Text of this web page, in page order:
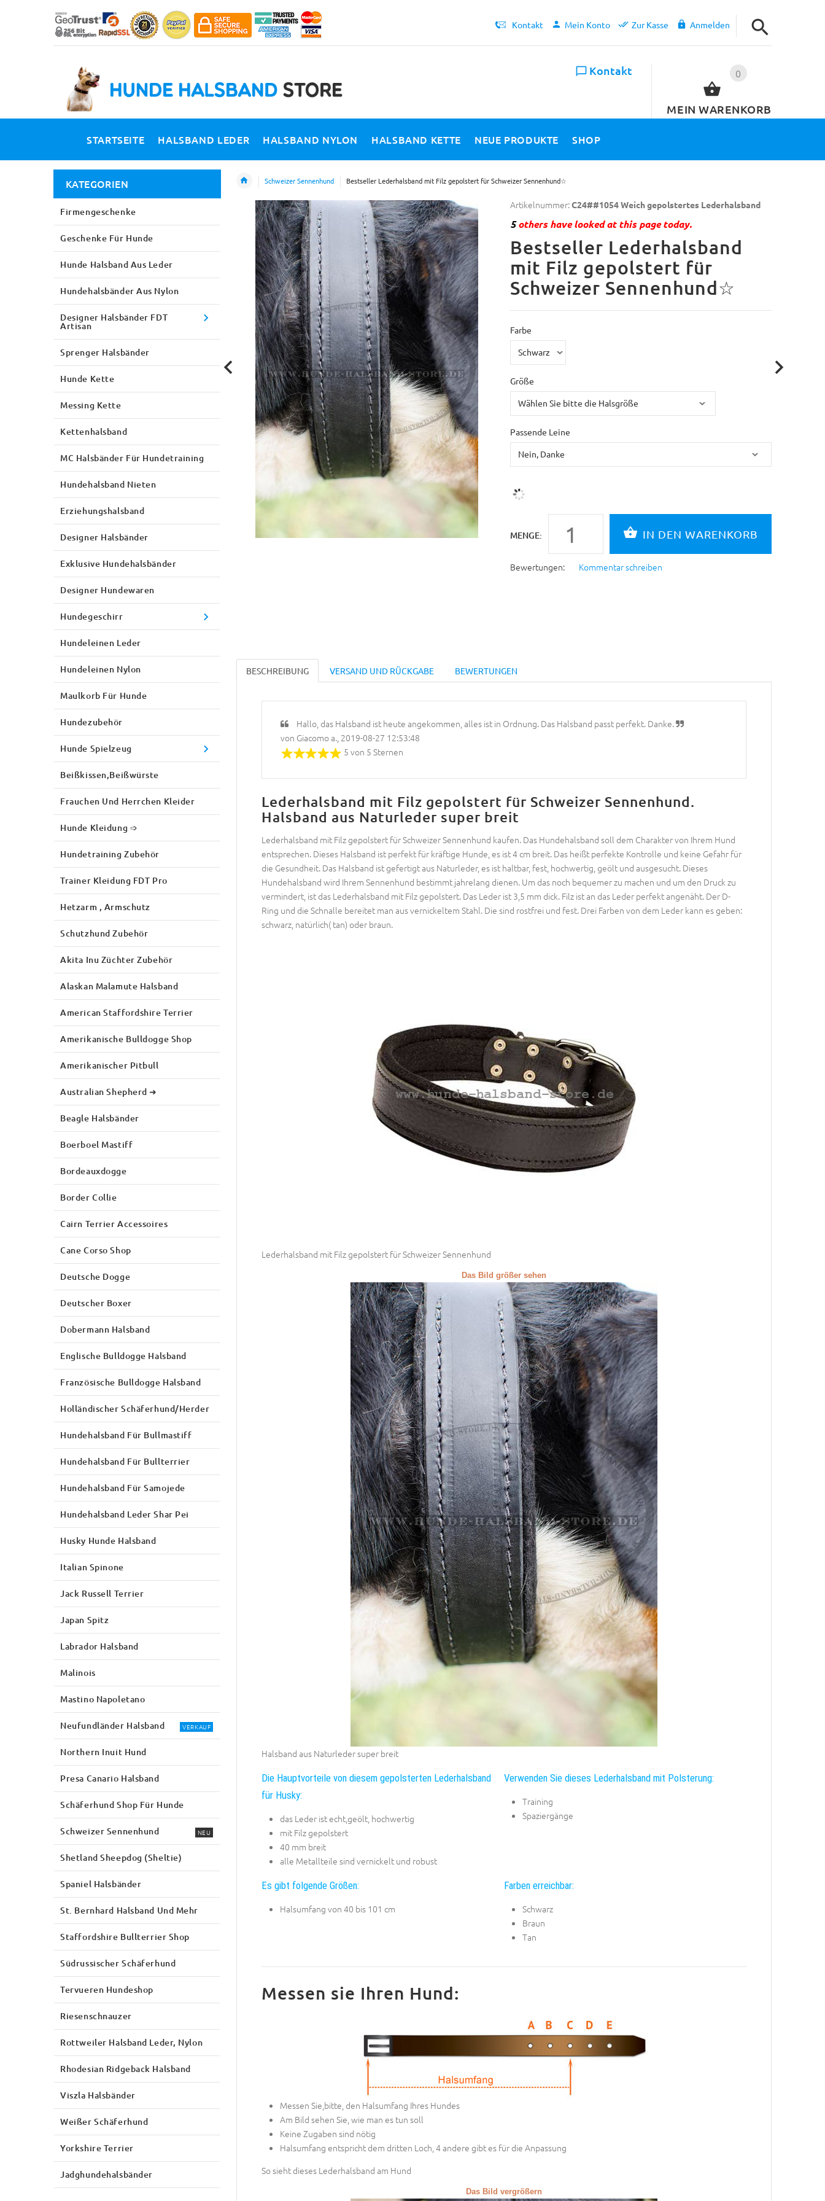
Kontakt Mein Konto Zur Kasse Anmelden
0
MEIN WARENKORB
Kontakt
STARTSEITE HALSBAND LEDER HALSBAND NYLON HALSBAND KETTE NEUE PRODUKTE SHOP
Schweizer Sennenhund Bestseller Lederhalsband mit Filz gepolstert für Schweizer Sennenhund☆
Artikelnummer:C24##1054 Weich gepolstertes Lederhalsband
5others have looked at this page today.
Bestseller Lederhalsband
mit Filz gepolstert für
Schweizer Sennenhund☆
Farbe
Größe
Passende Leine
MENGE:
Bewertungen: Kommentar schreiben
BESCHREIBUNG VERSAND UND RÜCKGABE BEWERTUNGEN
Hallo, das Halsband ist heute angekommen, alles ist in Ordnung. Das Halsband passt perfekt. Danke.
von Giacomo a., 2019-08-27 12:53:48
5 von 5 Sternen
Lederhalsband mit Filz gepolstert für Schweizer Sennenhund.
Halsband aus Naturleder super breit
Lederhalsband mit Filz gepolstert für Schweizer Sennenhund kaufen. Das Hundehalsband soll dem Charakter von Ihrem Hund
entsprechen. Dieses Halsband ist perfekt für kräftige Hunde, es ist 4 cm breit. Das heißt perfekte Kontrolle und keine Gefahr für
die Gesundheit. Das Halsband ist gefertigt aus Naturleder, es ist haltbar, fest, hochwertig, geölt und ausgesucht. Dieses
Hundehalsband wird Ihrem Sennenhund bestimmt jahrelang dienen. Um das noch bequemer zu machen und um den Druck zu
vermindert, ist das Lederhalsband mit Filz gepolstert. Das Leder ist 3,5 mm dick. Filz ist an das Leder perfekt angenäht. Der D-
Ring und die Schnalle bereitet man aus vernickeltem Stahl. Die sind rostfrei und fest. Drei Farben von dem Leder kann es geben:
schwarz, natürlich( tan) oder braun.
Lederhalsband mit Filz gepolstert für Schweizer Sennenhund
Das Bild größer sehen
Halsband aus Naturleder super breit
Die Hauptvorteile von diesem gepolsterten Lederhalsband
für Husky:
das Leder ist echt,geölt, hochwertig
mit Filz gepolstert
40 mm breit
alle Metallteile sind vernickelt und robust
Verwenden Sie dieses Lederhalsband mit Polsterung:
Training
Spaziergänge
Es gibt folgende Größen:
Halsumfang von 40 bis 101 cm
Farben erreichbar:
Schwarz
Braun
Tan
Messen sie Ihren Hund:
Messen Sie,bitte, den Halsumfang Ihres Hundes
Am Bild sehen Sie, wie man es tun soll
Keine Zugaben sind nötig
Halsumfang entspricht dem dritten Loch, 4 andere gibt es für die Anpassung
So sieht dieses Lederhalsband am Hund
Das Bild vergrößern
KATEGORIEN
Firmengeschenke
Geschenke Für Hunde
Hunde Halsband Aus Leder
Hundehalsbänder Aus Nylon
Designer Halsbänder FDT
Artisan
Sprenger Halsbänder
Hunde Kette
Messing Kette
Kettenhalsband
MC Halsbänder Für Hundetraining
Hundehalsband Nieten
Erziehungshalsband
Designer Halsbänder
Exklusive Hundehalsbänder
Designer Hundewaren
Hundegeschirr
Hundeleinen Leder
Hundeleinen Nylon
Maulkorb Für Hunde
Hundezubehör
Hunde Spielzeug
Beißkissen,Beißwürste
Frauchen Und Herrchen Kleider
Hunde Kleidung ➩
Hundetraining Zubehör
Trainer Kleidung FDT Pro
Hetzarm , Armschutz
Schutzhund Zubehör
Akita Inu Züchter Zubehör
Alaskan Malamute Halsband
American Staffordshire Terrier
Amerikanische Bulldogge Shop
Amerikanischer Pitbull
Australian Shepherd ➜
Beagle Halsbänder
Boerboel Mastiff
Bordeauxdogge
Border Collie
Cairn Terrier Accessoires
Cane Corso Shop
Deutsche Dogge
Deutscher Boxer
Dobermann Halsband
Englische Bulldogge Halsband
Französische Bulldogge Halsband
Holländischer Schäferhund/Herder
Hundehalsband Für Bullmastiff
Hundehalsband Für Bullterrier
Hundehalsband Für Samojede
Hundehalsband Leder Shar Pei
Husky Hunde Halsband
Italian Spinone
Jack Russell Terrier
Japan Spitz
Labrador Halsband
Malinois
Mastino Napoletano
Neufundländer Halsband VERKAUF
Northern Inuit Hund
Presa Canario Halsband
Schäferhund Shop Für Hunde
Schweizer Sennenhund NEU
Shetland Sheepdog (Sheltie)
Spaniel Halsbänder
St. Bernhard Halsband Und Mehr
Staffordshire Bullterrier Shop
Südrussischer Schäferhund
Tervueren Hundeshop
Riesenschnauzer
Rottweiler Halsband Leder, Nylon
Rhodesian Ridgeback Halsband
Viszla Halsbänder
Weißer Schäferhund
Yorkshire Terrier
Jadghundehalsbänder